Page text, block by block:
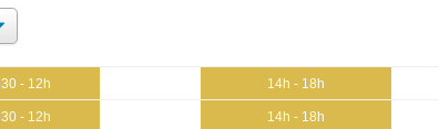
- 12h 14h - 18h
- 12h 14h - 18h